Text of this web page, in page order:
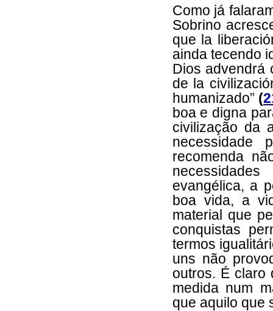
Como já
Sobrino
que la
ainda tecendo
Dios advendrá
de la
humanizado” (
boa e digna
civilização da
necessidade
recomenda
evangélica, a
boa vida, a
material que
conquistas
termos
uns não
outros. É claro
medida num
que aquilo que